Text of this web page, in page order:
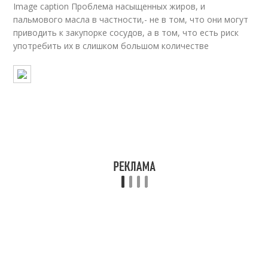
Image caption Проблема насыщенных жиров, и
пальмового масла в частности,- не в том, что они могут
приводить к закупорке сосудов, а в том, что есть риск
употребить их в слишком большом количестве